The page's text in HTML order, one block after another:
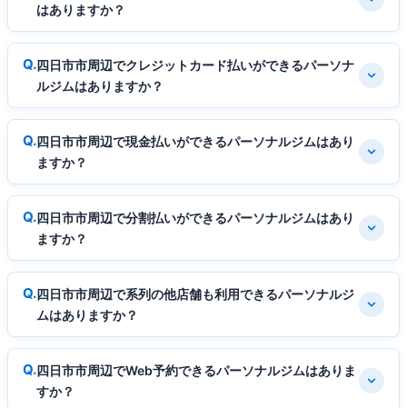
はありますか？
四日市市周辺でクレジットカード払いができるパーソナ
ルジムはありますか？
四日市市周辺で現金払いができるパーソナルジムはあり
ますか？
四日市市周辺で分割払いができるパーソナルジムはあり
ますか？
四日市市周辺で系列の他店舗も利用できるパーソナルジ
ムはありますか？
四日市市周辺でWeb予約できるパーソナルジムはありま
すか？